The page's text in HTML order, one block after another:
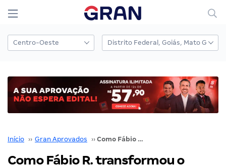
Início ›› Gran Aprovados ›› Como Fábio R. transformou o sonho em aprovação no CNMP!
Como Fábio R. transformou o